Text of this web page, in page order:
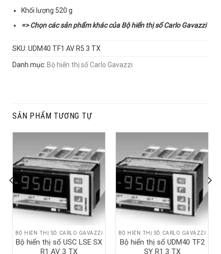
Khối lượng 520 g
=> Chọn các sản phẩm khác củaBộ hiển thị số Carlo Gavazzi
SKU: UDM40 TF1 AV R5 3 TX
Danh mục: Bộ hiển thị số Carlo Gavazzi
SẢN PHẨM TƯƠNG TỰ
BỘ HIỂN THỊ SỐ CARLO GAVAZZI
Bộ hiển thị số USC LSE SX
R1 AV 3 TX
BỘ HIỂN THỊ SỐ CARLO GAVAZZI
Bộ hiển thị số UDM40 TF2
SY R1 3 TX